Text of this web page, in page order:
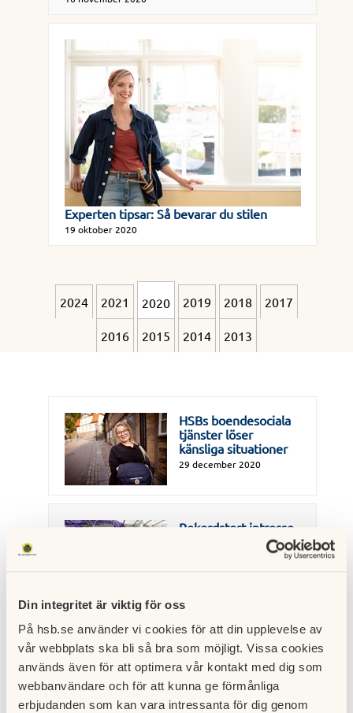
Din integritet är viktig för oss
På hsb.se använder vi cookies för att din upplevelse av
vår webbplats ska bli så bra som möjligt. Vissa cookies
används även för att optimera vår kontakt med dig som
webbanvändare och för att kunna ge förmånliga
erbjudanden som kan vara intressanta för dig genom
Experten tipsar: Så bevarar du stilen
19 oktober 2020
2024 2021 2020 2019 2018 2017
2016 2015 2014 2013
HSBs boendesociala
tjänster löser
känsliga situationer
29 december 2020
Rekordstort intresse
för forskning i HSB
Fel av regeringen att
låta pappersindustrin
slippa ta sitt
22 december 2020